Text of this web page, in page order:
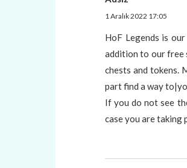
1 Aralık 2022 17:05
HoF Legends is
addition to our free
chests and tokens.
part find a way
If you do not see
case you are taking